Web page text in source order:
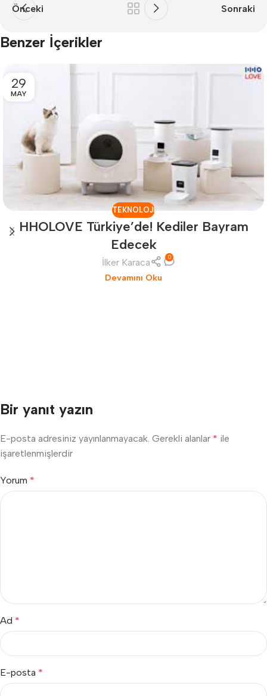
Önceki Sonraki
Benzer İçerikler
29
MAY
TEKNOLOJI
HHOLOVE Türkiye’de! Kediler Bayram
Edecek
İlker Karaca 0
Devamını Oku
Bir yanıt yazın
E-posta adresiniz yayınlanmayacak. Gerekli alanlar * ile
işaretlenmişlerdir
Yorum *
Ad *
E-posta *